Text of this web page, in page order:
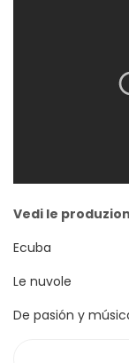
Vedi le
Ecuba
Le nuvole
De pasión y